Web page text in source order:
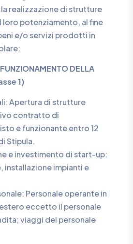
realizzazione di strutture
loro potenziamento, al fine
e/o servizi prodotti in
DELLA
1)
Apertura di strutture
contratto di
e funzionante entro 12
Stipula.
e investimento di start-up:
installazione impianti e
Personale operante in
eccetto il personale
viaggi del personale